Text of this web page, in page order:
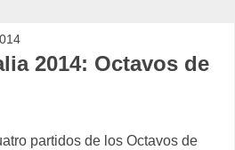
2014: Octavos de
partidos de los Octavos de